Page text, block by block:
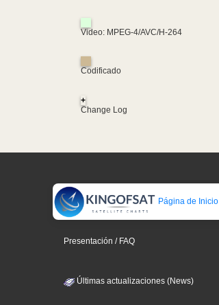
Video: MPEG-4/AVC/H-264
Codificado
+
Change Log
Página de Inicio
Presentación / FAQ
Últimas actualizaciones (News)